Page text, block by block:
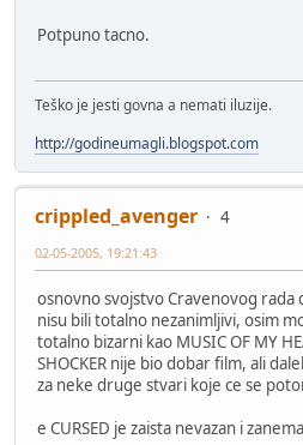
Potpuno tacno.
Teško je jesti govna a nemati iluzije.
http://godineumagli.blogspot.com
crippled_avenger
4
02-05-2005, 19:21:43
osnovno svojstvo Cravenovog rada
nisu bili totalno nezanimljivi, osim
totalno bizarni kao MUSIC OF MY
SHOCKER nije bio dobar film, ali
za neke druge stvari koje ce se
e CURSED je zaista nevazan i